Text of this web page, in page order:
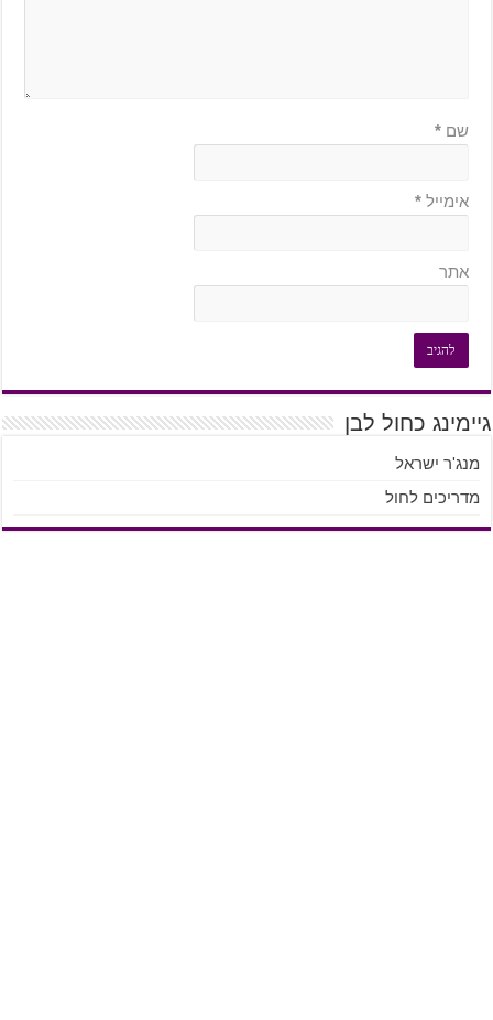
שם *
אימייל *
אתר
גיימינג כחול לבן
מנג'ר ישראל
מדריכים לחול